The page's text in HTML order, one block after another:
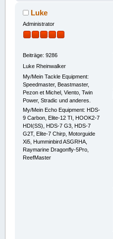
Luke
Administrator
Beiträge: 9286
Luke Rheinwalker
My/Mein Tackle Equipment:
Speedmaster, Beastmaster,
Pezon et Michel, Viento, Twin
Power, Stradic und anderes.
My/Mein Echo Equipment: HDS-
9 Carbon, Elite-12 TI, HOOK2-7
HDI(SS), HDS-7 G3, HDS-7
G2T, Elite-7 Chirp, Motorguide
Xi5, Humminbird ASGRHA,
Raymarine Dragonfly-5Pro,
ReefMaster